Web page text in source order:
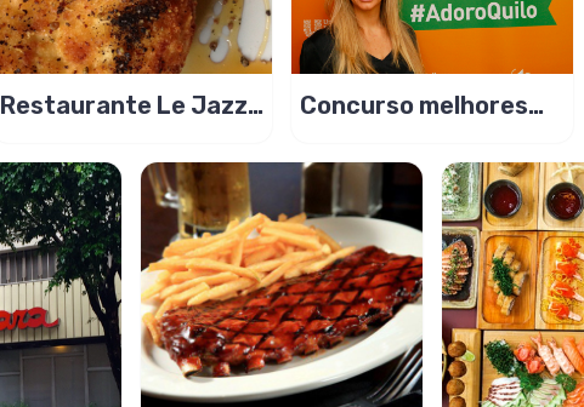
Restaurante Le Jazz
Concurso melhores